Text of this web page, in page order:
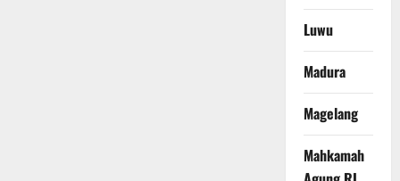
Luwu
Madura
Magelang
Mahkamah